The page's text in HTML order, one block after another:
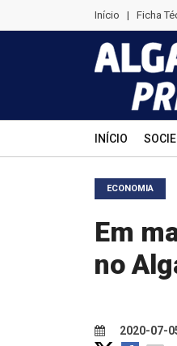
Início | Ficha
INÍCIO
ECONOMIA
Em
no
2020-07-